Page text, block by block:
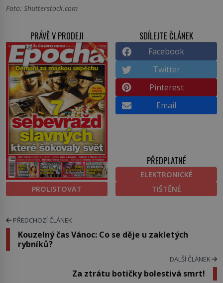
Foto: Shutterstock.com
PRÁVĚ V PRODEJI
PROLISTOVAT
SDÍLEJTE ČLÁNEK
Facebook
Twitter
Pinterest
Email
PŘEDPLATNÉ
ELEKTRONICKÉ
TIŠTĚNÉ
PŘEDCHOZÍ ČLÁNEK
Kouzelný čas Vánoc: Co se děje u zakletých
rybníků?
DALŠÍ ČLÁNEK
Za ztrátu botičky bolestivá smrt!